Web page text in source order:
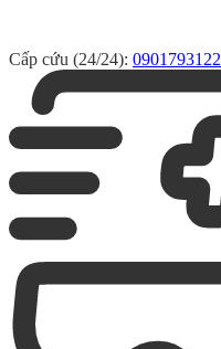
Cấp cứu (24/24): 0901793122